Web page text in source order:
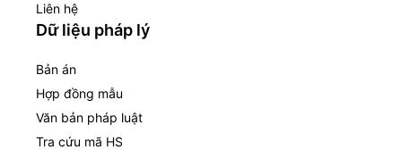
Liên hệ
Dữ liệu pháp lý
Bản án
Hợp đồng mẫu
Văn bản pháp luật
Tra cứu mã HS